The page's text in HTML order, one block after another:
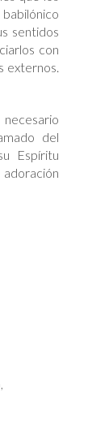
sentidos
con
externos.
del
Espíritu